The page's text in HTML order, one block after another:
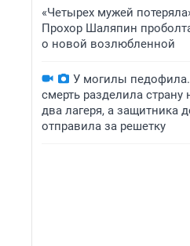
«Четырех мужей
Прохор Шаляпин
о новой возлюбленной
У могилы педофила.
смерть разделила страну
два лагеря, а защитника
отправила за решетку